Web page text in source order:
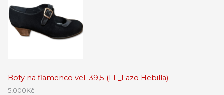
Boty na flamenco vel. 39,5 (LF_Lazo Hebilla)
5,000Kč